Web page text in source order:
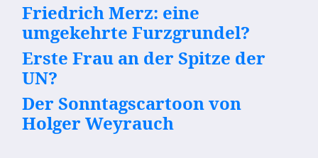
Friedrich Merz: eine
umgekehrte Furzgrundel?
Erste Frau an der Spitze der
UN?
Der Sonntagscartoon von
Holger Weyrauch